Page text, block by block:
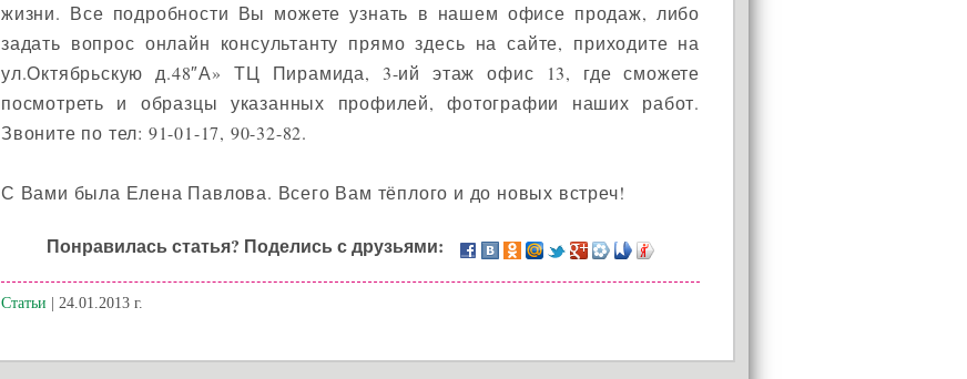
жизни. Все подробности Вы можете узнать в нашем офисе продаж, либо
задать вопрос онлайн консультанту прямо здесь на сайте, приходите на
ул.Октябрьскую д.48″А» ТЦ Пирамида, 3-ий этаж офис 13, где сможете
посмотреть и образцы указанных профилей, фотографии наших работ.
Звоните по тел: 91-01-17, 90-32-82.
С Вами была Елена Павлова. Всего Вам тёплого и до новых встреч!
Понравилась статья? Поделись с друзьями:
Статьи | 24.01.2013 г.